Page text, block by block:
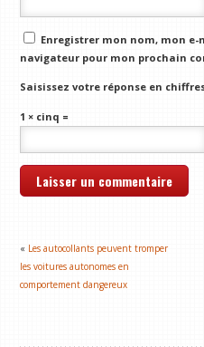
Enregistrer mon nom, mon
navigateur pour mon prochain
Saisissez votre réponse en
1 × cinq =
« Les autocollants peuvent tromper
les voitures autonomes en
comportement dangereux